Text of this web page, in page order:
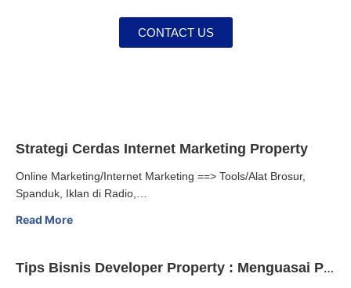
CONTACT US
Strategi Cerdas Internet Marketing Property
Online Marketing/Internet Marketing ==> Tools/Alat Brosur,
Spanduk, Iklan di Radio,…
Read More
Tips Bisnis Developer Property : Menguasai Pondasi Bisnis